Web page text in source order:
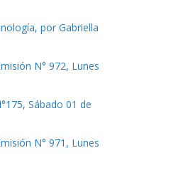
por Gabriella
N° 972, Lunes
Sábado 01 de
N° 971, Lunes